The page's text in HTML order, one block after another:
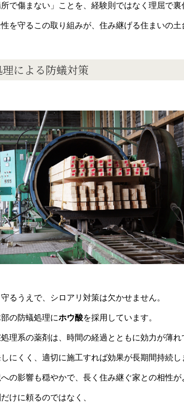
所で傷まない」ことを、経験則ではなく理屈で裏
を守るこの取り組みが、住み継げる住まいの土
による防蟻対策
るうえで、シロアリ対策は欠かせません。
の防蟻処理にホウ酸を採用しています。
理系の薬剤は、時間の経過とともに効力が薄れ
にくく、適切に施工すれば効果が長期間持続し
の影響も穏やかで、長く住み継ぐ家との相性が
けに頼るのではなく、